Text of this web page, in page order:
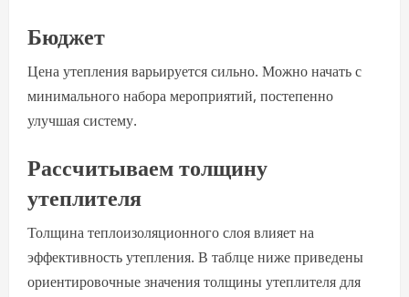
Бюджет
Цена утепления варьируется сильно. Можно начать с
минимального набора мероприятий, постепенно
улучшая систему.
Рассчитываем толщину
утеплителя
Толщина теплоизоляционного слоя влияет на
эффективность утепления. В таблце ниже приведены
ориентировочные значения толщины утеплителя для